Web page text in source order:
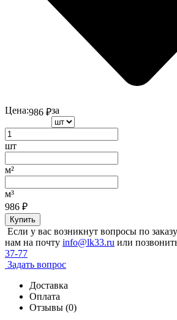
Цена:986 ₽за
шт
м²
м³
986 ₽
Купить
Если у вас возникнут вопросы по
нам на почту info@lk33.ru или
37-77
Задать вопрос
Доставка
Оплата
Отзывы (0)